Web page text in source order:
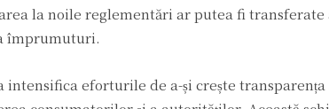
la noile reglementări ar putea fi
împrumuturi.
intensifica eforturile de a-și crește